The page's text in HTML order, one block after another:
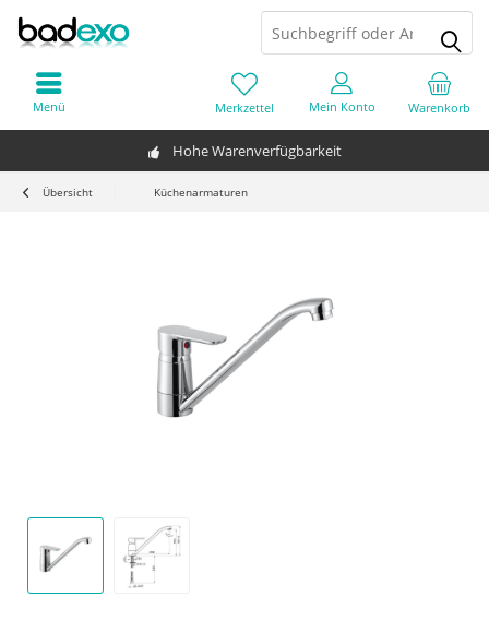
Hohe Warenverfügbarkeit
Warenkorb
Merkzettel Mein Konto
Menü
Übersicht Küchenarmaturen